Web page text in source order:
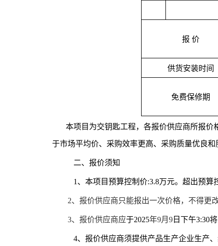
报 价
供货安装时间
免费保修期
本项目为交钥匙工程，各报价供应商所报
于市场平均价、采购效率更高、采购质量优良
二、报价须知
1、本项目预算控制价:3.8万元。超出预算
2、报价供应商只能报出一次价格，不得更
3、报价供应商应于2025年9月9 日下午3:30
4、报价供应商须提供产品生产企业生产